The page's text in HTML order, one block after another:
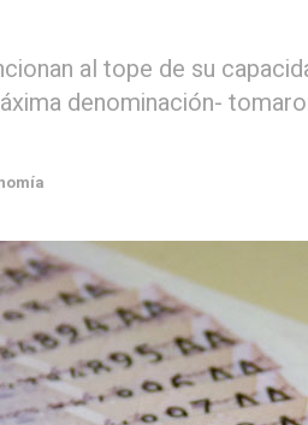
al tope de su
denominación-